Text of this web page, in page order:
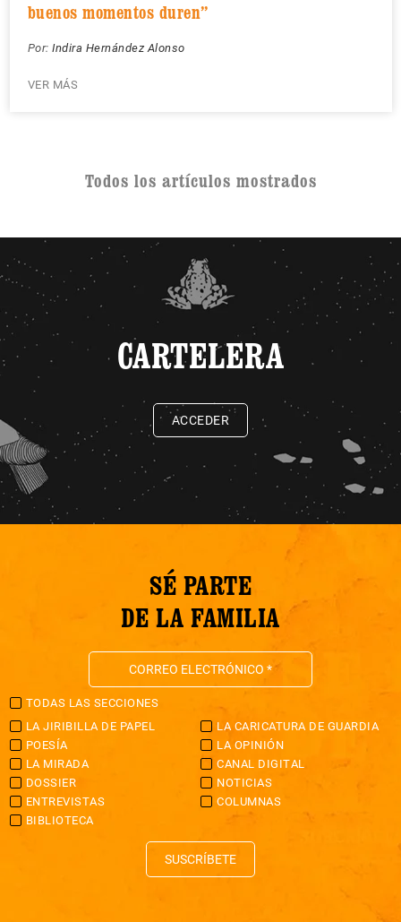
buenos momentos duren”
Por: Indira Hernández Alonso
VER MÁS
Todos los artículos mostrados
CARTELERA
ACCEDER
SÉ PARTE
DE LA FAMILIA
TODAS LAS SECCIONES
LA JIRIBILLA DE PAPEL
LA CARICATURA DE GUARDIA
POESÍA
LA OPINIÓN
LA MIRADA
CANAL DIGITAL
DOSSIER
NOTICIAS
ENTREVISTAS
COLUMNAS
BIBLIOTECA
SUSCRÍBETE